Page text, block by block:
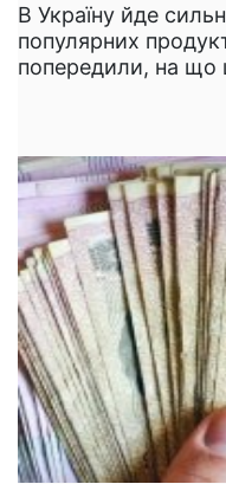
В Україну йде
популярних
попередили, на що